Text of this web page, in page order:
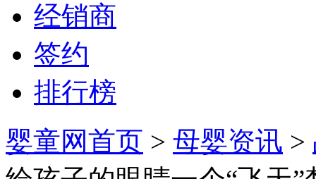
经销商
签约
排行榜
婴童网首页 > 母婴资讯 >